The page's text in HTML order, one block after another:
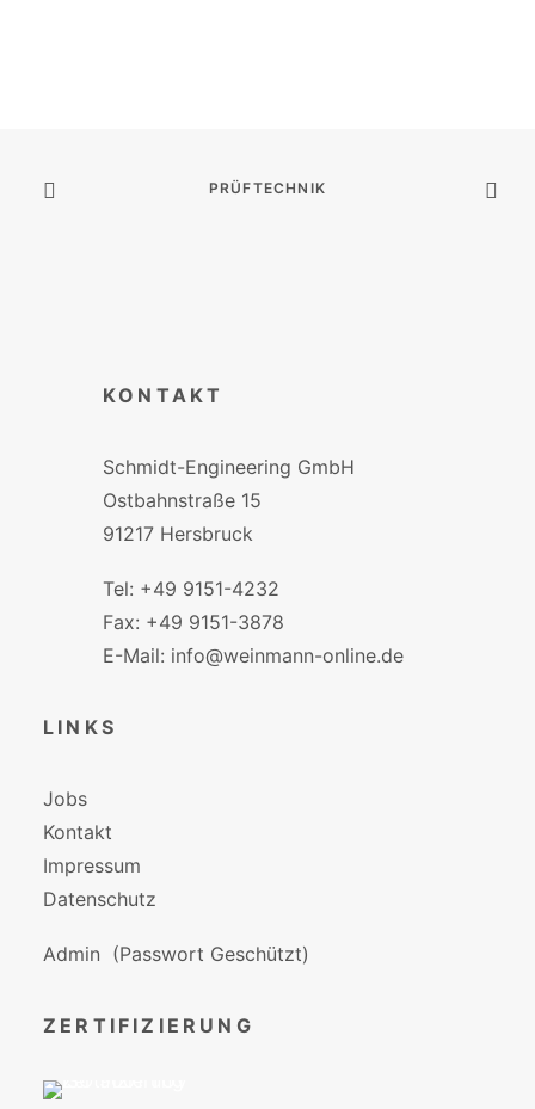
PRÜFTECHNIK
KONTAKT
Schmidt-Engineering GmbH
Ostbahnstraße 15
91217 Hersbruck
Tel: +49 9151-4232
Fax: +49 9151-3878
E-Mail: info@weinmann-online.de
LINKS
Jobs
Kontakt
Impressum
Datenschutz
Admin (Passwort Geschützt)
ZERTIFIZIERUNG